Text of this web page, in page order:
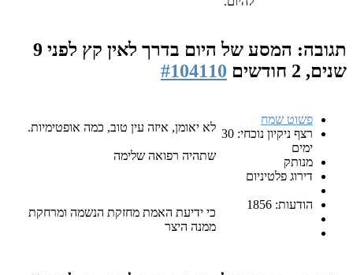
תגובה: המסע של היום בדרך לאין קץ
לפני 9
שנים, 2 חודשים
#104110
פשוט שמח
רצף ניקיון נוכחי: 30
ימים
מנותק
דירוג פלטיניום
הודעות: 1856
לא יאומן, איזה עין טוב, כמה אופטימיות.
שתהיה רפואה שלימה
כי ידיעת האמת מחזקת הנשמה ומרחקת
ממנה היצר